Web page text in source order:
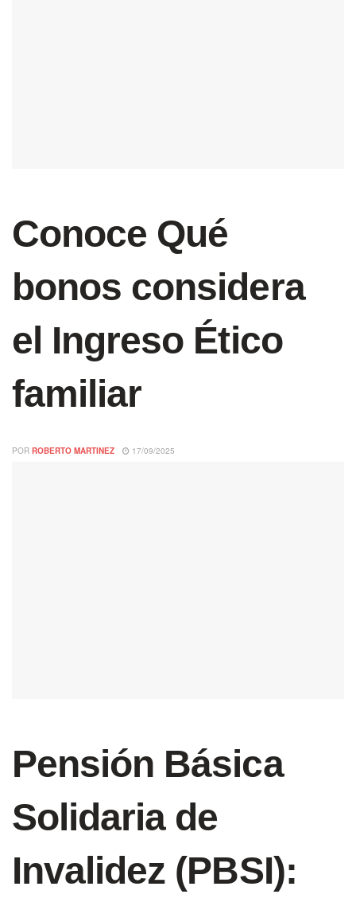
Conoce Qué
bonos considera
el Ingreso Ético
familiar
POR ROBERTO MARTINEZ 17/09/2025
Pensión Básica
Solidaria de
Invalidez (PBSI):